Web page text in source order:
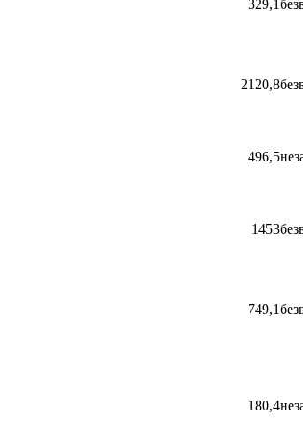
329,1
2120,8
496,5
1453
749,1
180,4